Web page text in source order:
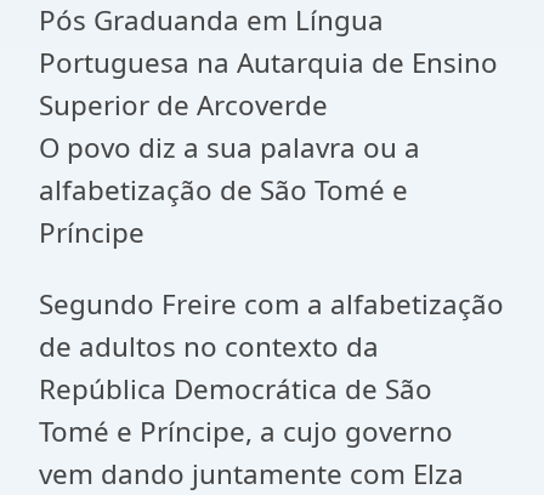
Pós Graduanda em Língua
Portuguesa na Autarquia de Ensino
Superior de Arcoverde
O povo diz a sua palavra ou a
alfabetização de São Tomé e
Príncipe
Segundo Freire com a alfabetização
de adultos no contexto da
República Democrática de São
Tomé e Príncipe, a cujo governo
vem dando juntamente com Elza